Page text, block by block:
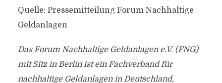
Quelle: Pressemitteilung Forum Nachhaltige
Geldanlagen
Das Forum Nachhaltige Geldanlagen e.V. (FNG)
mit Sitz in Berlin ist ein Fachverband für
nachhaltige Geldanlagen in Deutschland,